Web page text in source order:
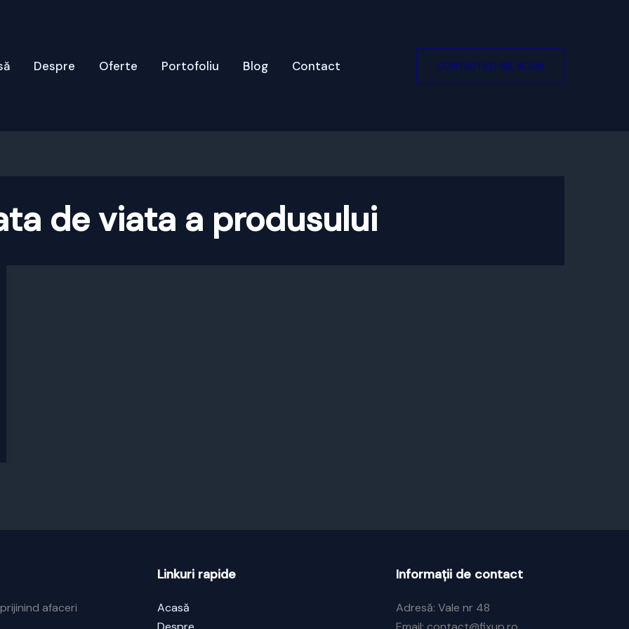
Despre Oferte Portofoliu Blog Contact CONTACTAȚI-NE ACUM
de viata a produsului
afaceri
Linkuri rapide
Acasă
Informații de contact
Adresă: Vale nr 48